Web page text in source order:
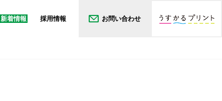
新着情報 採用情報 お問い合わせ